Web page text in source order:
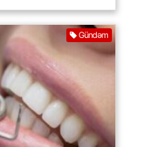
Gündəm